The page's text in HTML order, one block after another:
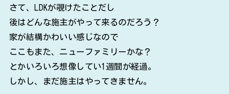
さて、LDKが覗けたことだし
後はどんな施主がやって来るのだろう？
家が結構かわいい感じなので
ここもまた、ニューファミリーかな？
とかいろいろ想像してい1週間が経過。
しかし、まだ施主はやってきません。